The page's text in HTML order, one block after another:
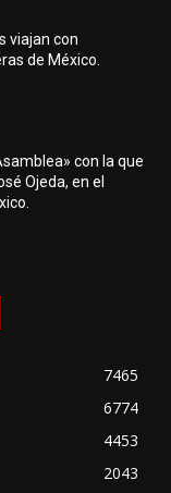
viajan con
de México.
con la que
Ojeda, en el
7465
6774
4453
2043